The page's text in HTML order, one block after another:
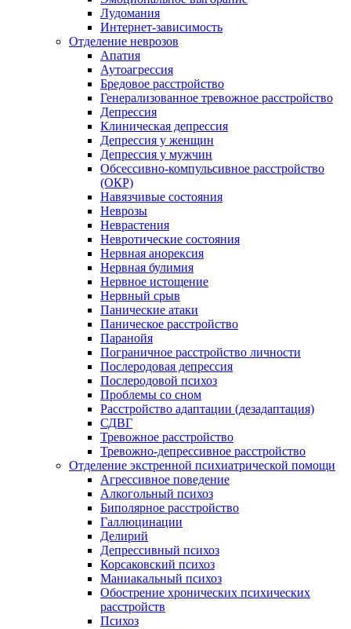
Лудомания
Интернет-зависимость
Отделение неврозов
Апатия
Аутоагрессия
Бредовое расстройство
Генерализованное тревожное расстройство
Депрессия
Клиническая депрессия
Депрессия у женщин
Депрессия у мужчин
Обсессивно-компульсивное расстройство
(ОКР)
Навязчивые состояния
Неврозы
Неврастения
Невротические состояния
Нервная анорексия
Нервная булимия
Нервное истощение
Нервный срыв
Панические атаки
Паническое расстройство
Паранойя
Пограничное расстройство личности
Послеродовая депрессия
Послеродовой психоз
Проблемы со сном
Расстройство адаптации (дезадаптация)
СДВГ
Тревожное расстройство
Тревожно-депрессивное расстройство
Отделение экстренной психиатрической помощи
Агрессивное поведение
Алкогольный психоз
Биполярное расстройство
Галлюцинации
Делирий
Депрессивный психоз
Корсаковский психоз
Маниакальный психоз
Обострение хронических психических
расстройств
Психоз